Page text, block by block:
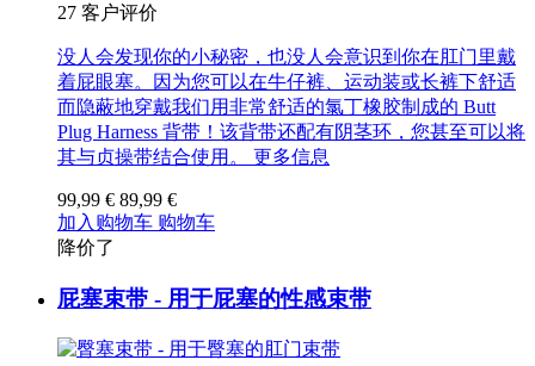
27 客户评价
没人会发现你的小秘密，也没人会意识到你在肛门里戴
着屁眼塞。因为您可以在牛仔裤、运动装或长裤下舒适
而隐蔽地穿戴我们用非常舒适的氯丁橡胶制成的 Butt
Plug Harness 背带！该背带还配有阴茎环，您甚至可以将
其与贞操带结合使用。 更多信息
99,99 € 89,99 €
加入购物车 购物车
降价了
屁塞束带 - 用于屁塞的性感束带